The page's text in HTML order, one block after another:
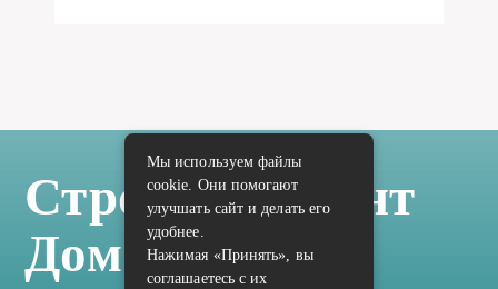
Стройка Ремонт
Дом Отделка
Мы используем файлы
cookie. Они помогают
улучшать сайт и делать его
удобнее.
Нажимая «Принять», вы
соглашаетесь с их